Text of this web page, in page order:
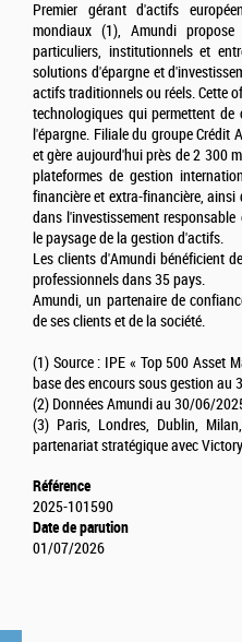
Premier gérant d'actifs
mondiaux (1), Amundi
particuliers, institutionnels et
solutions d'épargne et
actifs traditionnels ou réels. Cette
technologiques qui permettent
l'épargne. Filiale du groupe Crédit
et gère aujourd'hui près de 2 300
plateformes de gestion
financière et extra-financière,
dans l'investissement
le paysage de la gestion d'actifs.
Les clients d'Amundi bénéficient
professionnels dans 35 pays.
Amundi, un partenaire de
de ses clients et de la société.
(1) Source : IPE « Top 500 Asset
base des encours sous gestion au
(2) Données Amundi au 30/06/
(3) Paris, Londres, Dublin,
partenariat stratégique avec
Référence
2025-101590
Date de parution
01/07/2026